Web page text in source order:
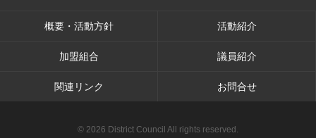
概要・活動方針 活動紹介
加盟組合 議員紹介
関連リンク お問合せ
© 2026 District Council All rights reserved.